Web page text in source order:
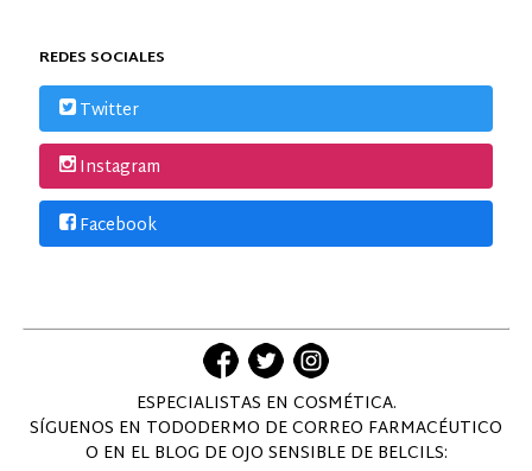
REDES SOCIALES
Twitter
Instagram
Facebook
ESPECIALISTAS EN COSMÉTICA.
SÍGUENOS EN TODODERMO DE CORREO FARMACÉUTICO
O EN EL BLOG DE OJO SENSIBLE DE BELCILS: